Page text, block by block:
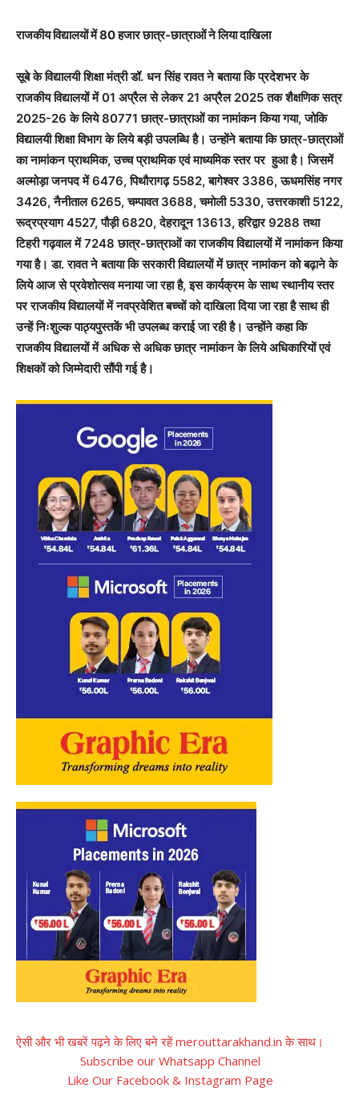
राजकीय विद्यालयों में 80 हजार छात्र-छात्राओं ने लिया दाखिला
सूबे के विद्यालयी शिक्षा मंत्री डॉ. धन सिंह रावत ने बताया कि प्रदेशभर के
राजकीय विद्यालयों में 01 अप्रैल से लेकर 21 अप्रैल 2025 तक शैक्षणिक सत्र
2025-26 के लिये 80771 छात्र-छात्राओं का नामांकन किया गया, जोकि
विद्यालयी शिक्षा विभाग के लिये बड़ी उपलब्धि है। उन्होंने बताया कि छात्र-छात्राओं
का नामांकन प्राथमिक, उच्च प्राथमिक एवं माध्यमिक स्तर पर हुआ है। जिसमें
अल्मोड़ा जनपद में 6476, पिथौरागढ़ 5582, बागेश्वर 3386, ऊधमसिंह नगर
3426, नैनीताल 6265, चम्पावत 3688, चमोली 5330, उत्तरकाशी 5122,
रूद्रप्रयाग 4527, पौड़ी 6820, देहरादून 13613, हरिद्वार 9288 तथा
टिहरी गढ़वाल में 7248 छात्र-छात्राओं का राजकीय विद्यालयों में नामांकन किया
गया है। डा. रावत ने बताया कि सरकारी विद्यालयों में छात्र नामांकन को बढ़ाने के
लिये आज से प्रवेशोत्सव मनाया जा रहा है, इस कार्यक्रम के साथ स्थानीय स्तर
पर राजकीय विद्यालयों में नवप्रवेशित बच्चों को दाखिला दिया जा रहा है साथ ही
उन्हें निःशुल्क पाठ्यपुस्तकें भी उपलब्ध कराई जा रही है। उन्होंने कहा कि
राजकीय विद्यालयों में अधिक से अधिक छात्र नामांकन के लिये अधिकारियों एवं
शिक्षकों को जिम्मेदारी सौंपी गई है।
ऐसी और भी खबरें पढ़ने के लिए बने रहें merouttarakhand.in के साथ।
Subscribe our Whatsapp Channel
Like Our Facebook & Instagram Page